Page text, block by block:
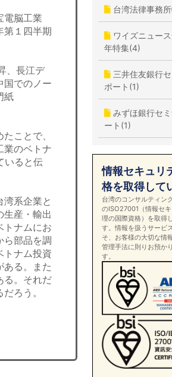
電脳工業
第１四半期
、長江デ
国でのノー
紙
ことで、
業のベトナ
いると伝
系企業と
生産・輸出
トナムにお
ら部品を調
トナム投資
ある。また
る。それだ
ろう。
台湾法律事務
ワイズニュー
年特集(4)
三井住友銀行
ポート(1)
みずほ銀行セ
ート(1)
情報セキュリ
格を取得して
台湾のコンサルティン
のISO27001（情報セ
理の国際資格）を取得
す。情報を扱うサービ
そ、お客様の大切な情
管理手法に則りお預か
す。